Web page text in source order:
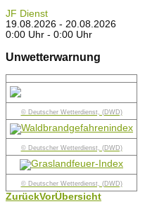
JF Dienst
19.08.2026 - 20.08.2026
0:00 Uhr - 0:00 Uhr
Unwetterwarnung
© Deutscher Wetterdienst, (DWD)
© Deutscher Wetterdienst, (DWD)
© Deutscher Wetterdienst, (DWD)
ZurückVorÜbersicht